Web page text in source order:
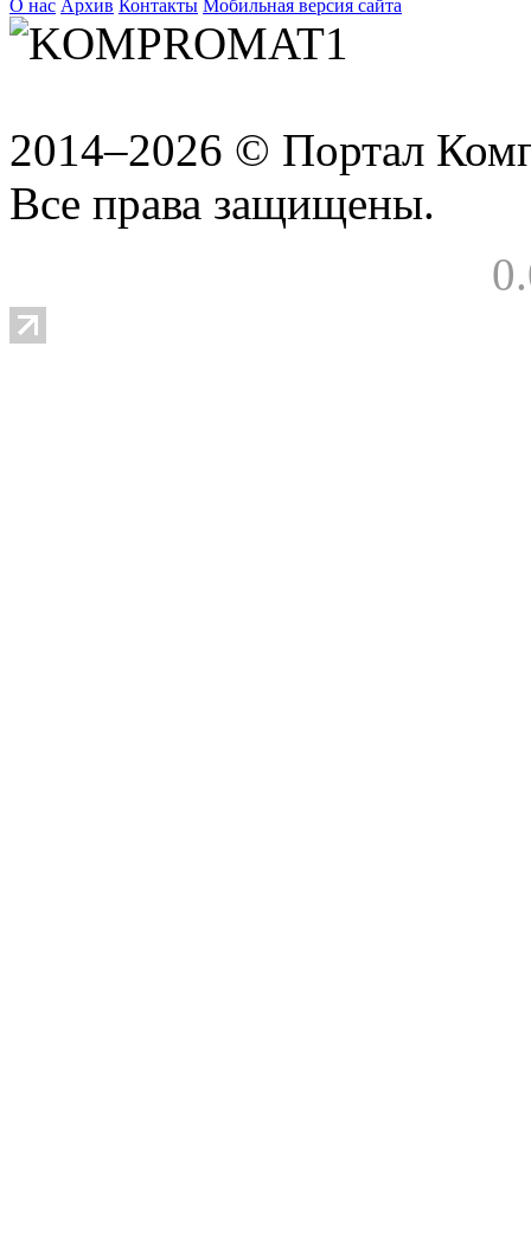
О нас Архив Контакты Мобильная версия сайта
2014–2026 © Портал
Все права защищены.